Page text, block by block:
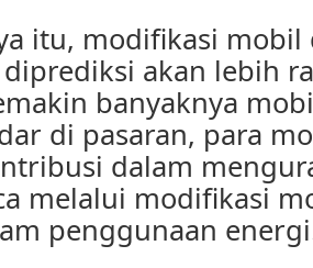
itu, modifikasi
akan lebih
banyaknya
di pasaran, para
dalam
melalui modifikasi
penggunaan